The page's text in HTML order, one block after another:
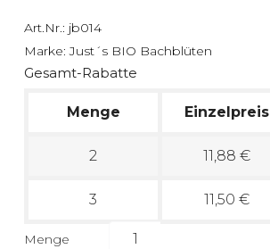
Art.Nr.: jb014
Marke: Just´s BIO Bachblüten
Gesamt-Rabatte
Menge Einzelpreis
2 11,88 €
3 11,50 €
Menge